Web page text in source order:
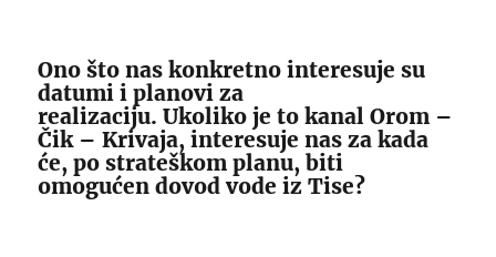
Ono što nas konkretno interesuje su
datumi i planovi za
realizaciju. Ukoliko je to kanal Orom –
Čik – Krivaja, interesuje nas za kada
će, po strateškom planu, biti
omogućen dovod vode iz Tise?